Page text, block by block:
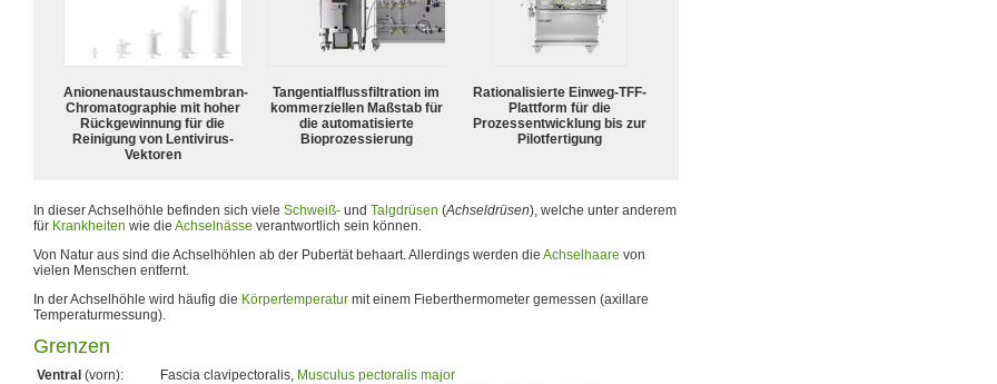
Anionenaustauschmembran-
Chromatographie mit hoher
Rückgewinnung für die
Reinigung von Lentivirus-
Vektoren
Tangentialflussfiltration im
kommerziellen Maßstab für
die automatisierte
Bioprozessierung
Rationalisierte Einweg-TFF-
Plattform für die
Prozessentwicklung bis zur
Pilotfertigung
In dieser Achselhöhle befinden sich viele Schweiß- und Talgdrüsen (Achseldrüsen), welche unter anderem
für Krankheiten wie die Achselnässe verantwortlich sein können.
Von Natur aus sind die Achselhöhlen ab der Pubertät behaart. Allerdings werden die Achselhaare von
vielen Menschen entfernt.
In der Achselhöhle wird häufig die Körpertemperatur mit einem Fieberthermometer gemessen (axillare
Temperaturmessung).
Grenzen
Ventral (vorn): Fascia clavipectoralis, Musculus pectoralis major